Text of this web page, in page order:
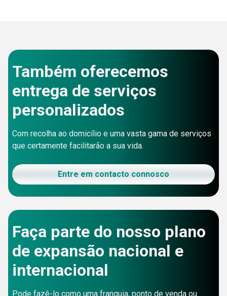
Também oferecemos
entrega de serviços
personalizados
Com recolha ao domicílio e uma vasta gama de serviços
que certamente facilitarão a sua vida.
Entre em contacto connosco
Faça parte do nosso plano
de expansão nacional e
internacional
Pode fazê-lo como uma franquia, ponto de venda ou